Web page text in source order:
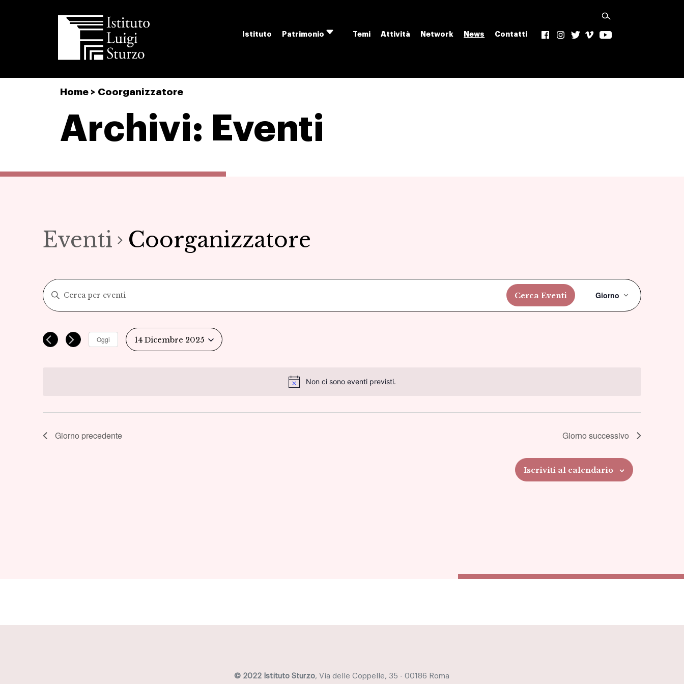
Istituto
Luigi
Istituto Patrimonio Temi Attività Network News Contatti f Ig v yt
Home > Coorganizzatore
Archivi: Eventi
Non ci sono eventi previsti.
Eventi Coorganizzatore
Eventi
Ricerca
e
Inserisci
Parola
Cerca
Eventi
Cerca Eventi
Evento
Viste
Giorno
Oggi 14 Dicembre 2025
Giorno precedente Giorno successivo
Iscriviti al calendario
© 2022 Istituto Sturzo, Via delle Coppelle, 35 - 00186 Roma